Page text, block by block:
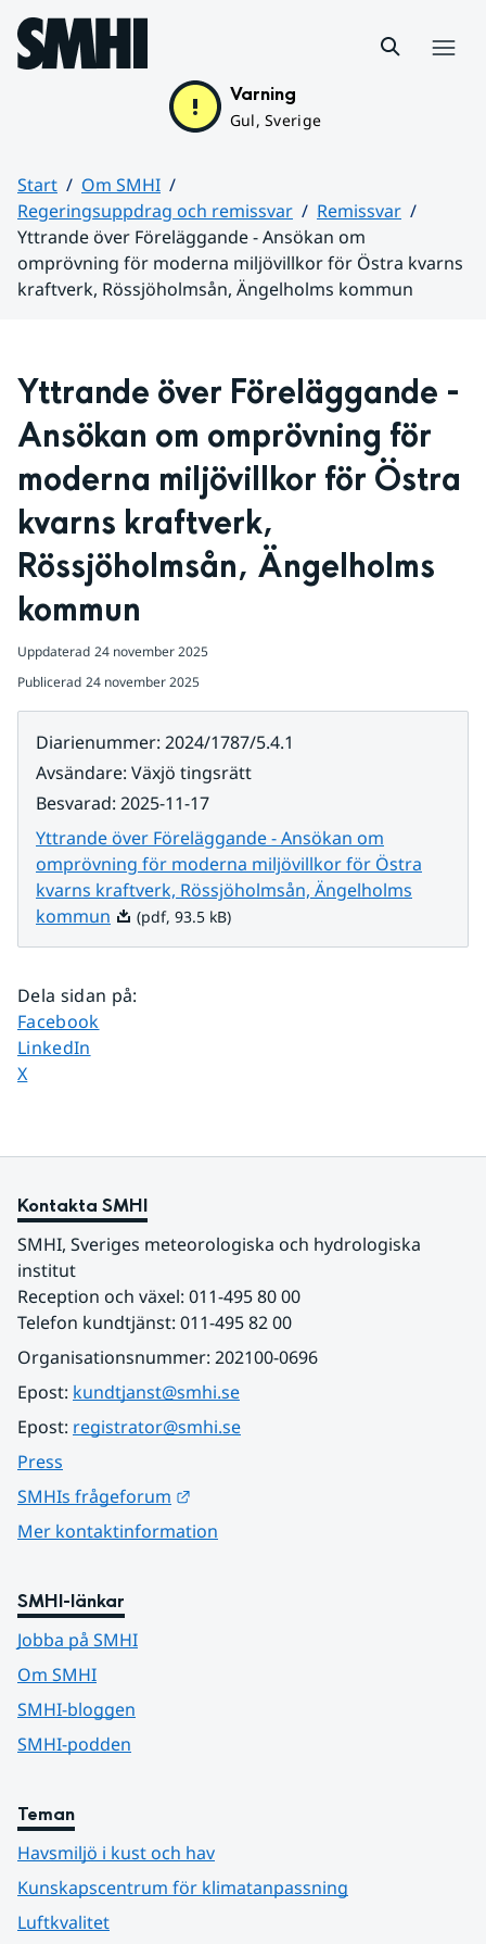
Hoppa till sidans innehåll
Varning
Gul, Sverige
Start
Om SMHI
Regeringsuppdrag och remissvar
Remissvar
Yttrande över Föreläggande - Ansökan om
omprövning för moderna miljövillkor för Östra kvarns
kraftverk, Rössjöholmsån, Ängelholms kommun
Yttrande över Föreläggande -
Ansökan om omprövning för
moderna miljövillkor för Östra
kvarns kraftverk,
Rössjöholmsån, Ängelholms
kommun
Uppdaterad 24 november 2025
Publicerad 24 november 2025
Diarienummer: 2024/1787/5.4.1
Avsändare: Växjö tingsrätt
Besvarad: 2025-11-17
Yttrande över Föreläggande - Ansökan om
omprövning för moderna miljövillkor för Östra
kvarns kraftverk, Rössjöholmsån, Ängelholms
kommun Pdf, 93.5 kB.
(pdf, 93.5 kB)
Dela sidan på:
Dela sidan på
Facebook
Dela sidan på
LinkedIn
Dela sidan på
X
Kontakta SMHI
SMHI, Sveriges meteorologiska och hydrologiska
institut
Reception och växel: 011-495 80 00
Telefon kundtjänst: 011-495 82 00
Organisationsnummer: 202100-0696
Epost: kundtjanst@smhi.se
Epost: registrator@smhi.se
Press
SMHIs frågeforum
Mer kontaktinformation
SMHI-länkar
Jobba på SMHI
Om SMHI
SMHI-bloggen
SMHI-podden
Teman
Havsmiljö i kust och hav
Kunskapscentrum för klimatanpassning
Luftkvalitet